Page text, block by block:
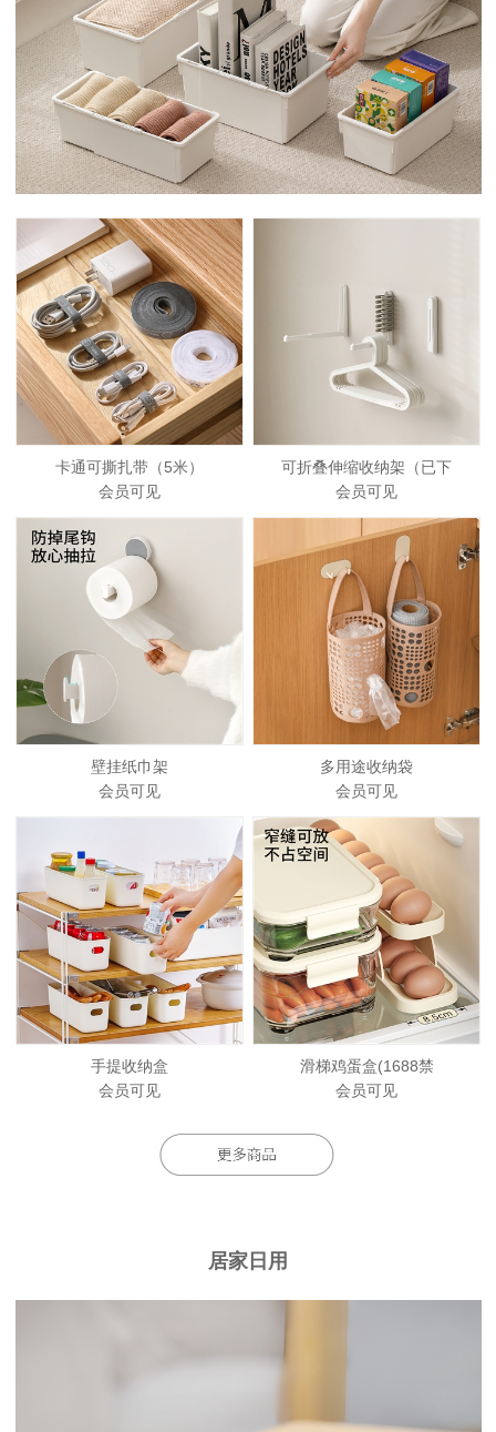
卡通可撕扎带（5米）
会员可见
可折叠伸缩收纳架（已下
会员可见
壁挂纸巾架
会员可见
多用途收纳袋
会员可见
手提收纳盒
会员可见
滑梯鸡蛋盒(1688禁
会员可见
居家日用